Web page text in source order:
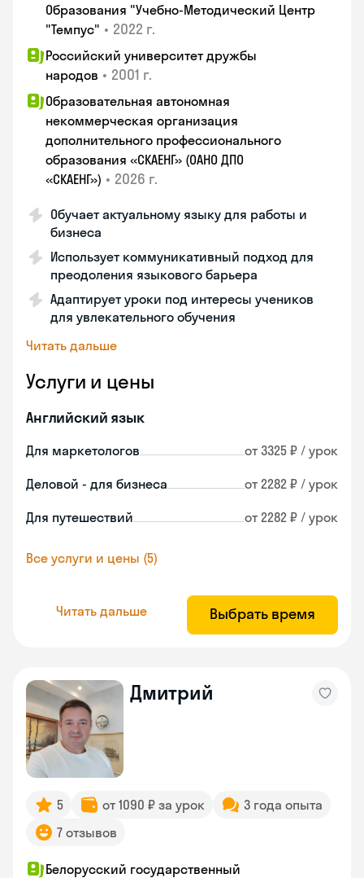
Образования "Учебно-Методический Центр
"Темпус" • 2022 г.
Российский университет дружбы
народов • 2001 г.
Образовательная автономная
некоммерческая организация
дополнительного профессионального
образования «СКАЕНГ» (ОАНО ДПО
«СКАЕНГ») • 2026 г.
Обучает актуальному языку для работы и
бизнеса
Использует коммуникативный подход для
преодоления языкового барьера
Адаптирует уроки под интересы учеников
для увлекательного обучения
Читать дальше
Услуги и цены
Английский язык
Для маркетологов от 3325 ₽ / урок
Деловой - для бизнеса от 2282 ₽ / урок
Для путешествий от 2282 ₽ / урок
Все услуги и цены (5)
Читать дальше Выбрать время
Дмитрий
5 от 1090 ₽ за урок
3 года опыта
7 отзывов
Белорусский государственный